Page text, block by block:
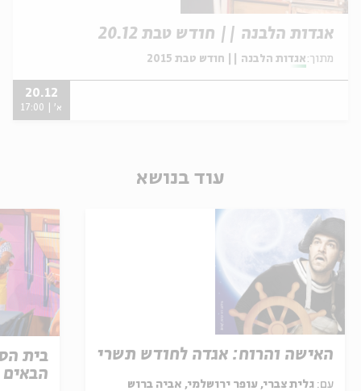
אגדות הלבנה || חודש טבת 20.12
מתוך: אגדות הלבנה || חודש טבת 2015
20.12
א' | 17:00
עוד בנושא
האישה והרוח: אגדה לחודש תשרי
עם:
בית